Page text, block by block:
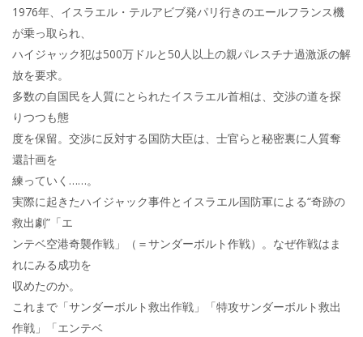
1976年、イスラエル・テルアビブ発パリ行きのエールフランス機
が乗っ取られ、
ハイジャック犯は500万ドルと50人以上の親パレスチナ過激派の解
放を要求。
多数の自国民を人質にとられたイスラエル首相は、交渉の道を探
りつつも態
度を保留。交渉に反対する国防大臣は、士官らと秘密裏に人質奪
還計画を
練っていく……。
実際に起きたハイジャック事件とイスラエル国防軍による“奇跡の
救出劇”「エ
ンテベ空港奇襲作戦」（＝サンダーボルト作戦）。なぜ作戦はま
れにみる成功を
収めたのか。
これまで「サンダーボルト救出作戦」「特攻サンダーボルト救出
作戦」「エンテベ